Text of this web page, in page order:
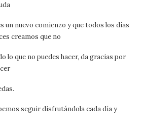
un nuevo comienzo y que todos los días
creamos que no
lo que no puedes hacer, da gracias por
seguir disfrutándola cada día y